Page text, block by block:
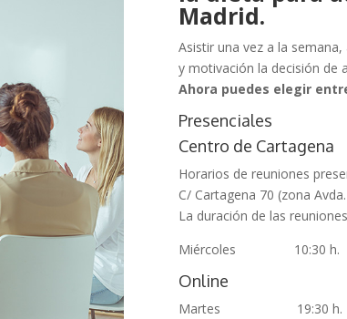
Madrid.
Asistir una vez a la
y motivación la decisión de
Ahora puedes elegir
Presenciales
Centro de Cartagena
Horarios de reuniones
C/ Cartagena 70 (zona
La duración de las
Miércoles 10:30 h. –
Online
Martes 19:30 h.